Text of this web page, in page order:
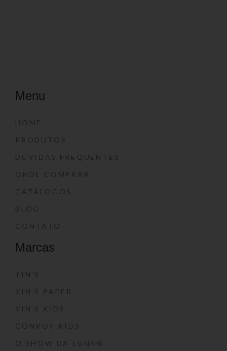
Menu
HOME
PRODUTOS
DÚVIDAS FREQUENTES
ONDE COMPRAR
CATÁLOGOS
BLOG
CONTATO
Marcas
YIN’S
YIN’S PAPER
YIN’S KIDS
CONVOY KIDS
O SHOW DA LUNA®